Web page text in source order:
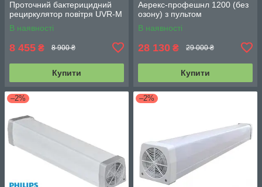
Проточний бактерицидний
рециркулятор повітря UVR-M
В наявності
8 455 ₴ 8 900 ₴
Купити
Аерекс-профешнл 1200 (без
озону) з пультом
В наявності
28 130 ₴ 29 000 ₴
Купити
–2% –2%